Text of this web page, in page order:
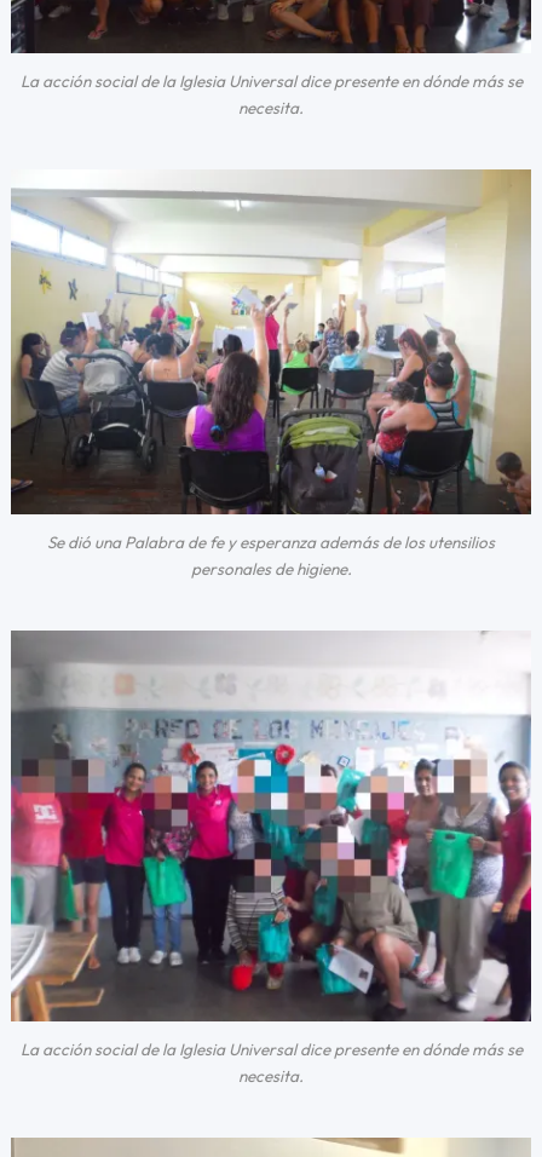
La acción social de la Iglesia Universal dice presente en dónde más se
necesita.
Se dió una Palabra de fe y esperanza además de los utensilios
personales de higiene.
La acción social de la Iglesia Universal dice presente en dónde más se
necesita.